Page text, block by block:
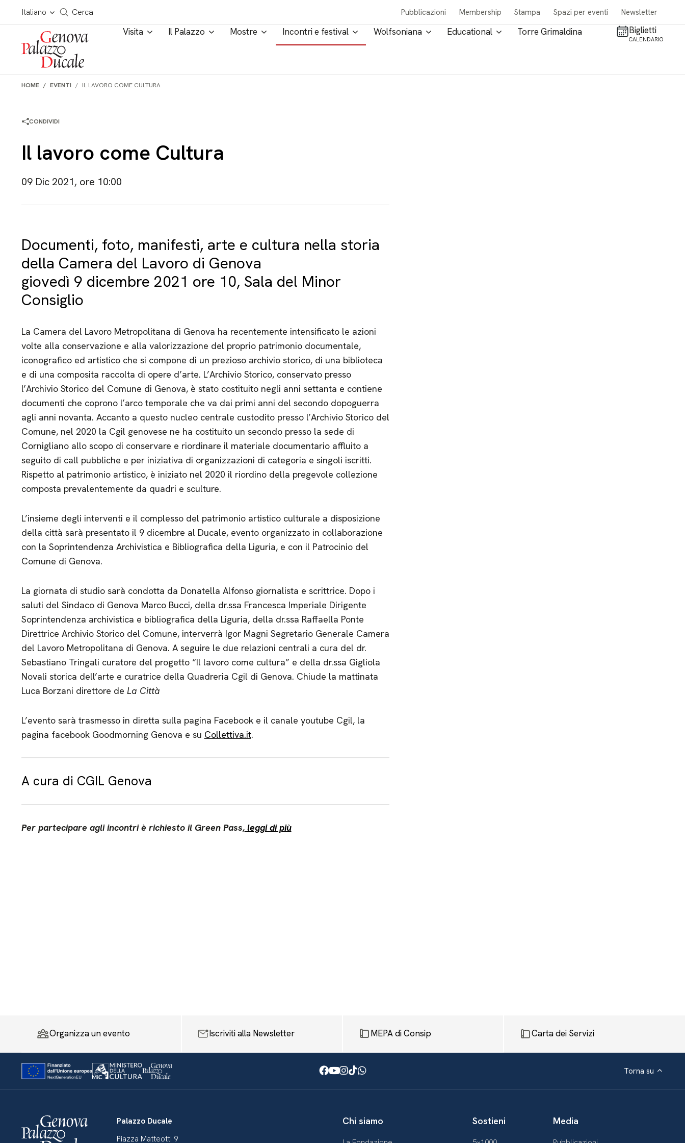
Salta al contenuto
Italiano
Cerca in tutto il sito
Cerca Pubblicazioni Membership Stampa Spazi per eventi Newsletter
Visita Il Palazzo Mostre Incontri e festival Wolfsoniana Educational Torre Grimaldina Biglietti
CALENDARIO
HOME EVENTI IL LAVORO COME CULTURA
CONDIVIDI
Il lavoro come Cultura
09 Dic 2021, ore 10:00
Documenti, foto, manifesti, arte e cultura nella storia
della Camera del Lavoro di Genova
giovedì 9 dicembre 2021 ore 10, Sala del Minor
Consiglio
La Camera del Lavoro Metropolitana di Genova ha recentemente intensificato le azioni
volte alla conservazione e alla valorizzazione del proprio patrimonio documentale,
iconografico ed artistico che si compone di un prezioso archivio storico, di una biblioteca
e di una composita raccolta di opere d’arte. L’Archivio Storico, conservato presso
l’Archivio Storico del Comune di Genova, è stato costituito negli anni settanta e contiene
documenti che coprono l’arco temporale che va dai primi anni del secondo dopoguerra
agli anni novanta. Accanto a questo nucleo centrale custodito presso l’Archivio Storico del
Comune, nel 2020 la Cgil genovese ne ha costituito un secondo presso la sede di
Cornigliano allo scopo di conservare e riordinare il materiale documentario affluito a
seguito di call pubbliche e per iniziativa di organizzazioni di categoria e singoli iscritti.
Rispetto al patrimonio artistico, è iniziato nel 2020 il riordino della pregevole collezione
composta prevalentemente da quadri e sculture.
L’insieme degli interventi e il complesso del patrimonio artistico culturale a disposizione
della città sarà presentato il 9 dicembre al Ducale, evento organizzato in collaborazione
con la Soprintendenza Archivistica e Bibliografica della Liguria, e con il Patrocinio del
Comune di Genova.
La giornata di studio sarà condotta da Donatella Alfonso giornalista e scrittrice. Dopo i
saluti del Sindaco di Genova Marco Bucci, della dr.ssa Francesca Imperiale Dirigente
Soprintendenza archivistica e bibliografica della Liguria, della dr.ssa Raffaella Ponte
Direttrice Archivio Storico del Comune, interverrà Igor Magni Segretario Generale Camera
del Lavoro Metropolitana di Genova. A seguire le due relazioni centrali a cura del dr.
Sebastiano Tringali curatore del progetto “Il lavoro come cultura” e della dr.ssa Gigliola
Novali storica dell’arte e curatrice della Quadreria Cgil di Genova. Chiude la mattinata
Luca Borzani direttore de La Città
L’evento sarà trasmesso in diretta sulla pagina Facebook e il canale youtube Cgil, la
pagina facebook Goodmorning Genova e su Collettiva.it.
A cura di CGIL Genova
Per partecipare agli incontri è richiesto il Green Pass,leggi di più
Organizza un evento Iscriviti alla Newsletter MEPA di Consip Carta dei Servizi
Facebook
Youtube
Instagram
TikTok
WhatsApp Torna su
Palazzo Ducale
Piazza Matteotti 9
Chi siamo Sostieni Media